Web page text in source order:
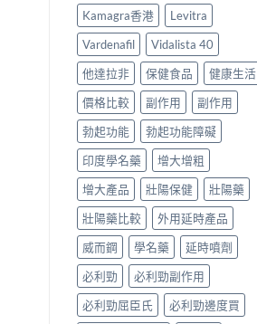
安
全
購
買
指
南〉
中
用
報
告
與
正
貨
購
買
指
南〉
中
較
｜
香
港
增
大
增
粗
凝
膠
邊
款
最
有
效？
用
家
實
測
與
選
Kamagra香港
Levitra
Vardenafil
Vidalista 40
他達拉非
保健食品
健康生活
價格比較
副作用
副作用
勃起功能
勃起功能障礙
印度學名藥
增大增粗
增大產品
壯陽保健
壯陽藥
壯陽藥比較
外用延時產品
威而鋼
學名藥
延時噴劑
必利勁
必利勁副作用
必利勁屈臣氏
必利勁邊度買